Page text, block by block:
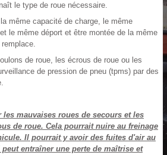
le type de roue nécessaire.
même capacité de charge, le même
le même déport et être montée de la même
de roue, les écrous de roue ou les
de pression de pneu (tpms) par des
mauvaises roues de secours et les
de roue. Cela pourrait nuire au freinage
Il pourrait y avoir des fuites d'air au
entraîner une perte de maîtrise et